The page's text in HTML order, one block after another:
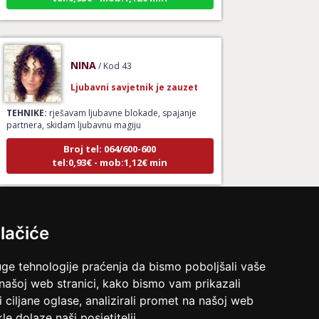
tehnologije praćenja da bismo poboljšali vaše
web stranici, kako bismo vam prikazali
ciljane oglase, analizirali promet na našoj web
TEHNIKE:rješavam ljubavne blokade, spajanje
partnera, skidam ljubavnu magiju
Broj tel: 064/600-600
tel:0,93€ - mob:1,12€ min
TEHNIKE:tarot za ljubav
Broj tel: 064/600-600
tel:0,93€ - mob:1,12€ min